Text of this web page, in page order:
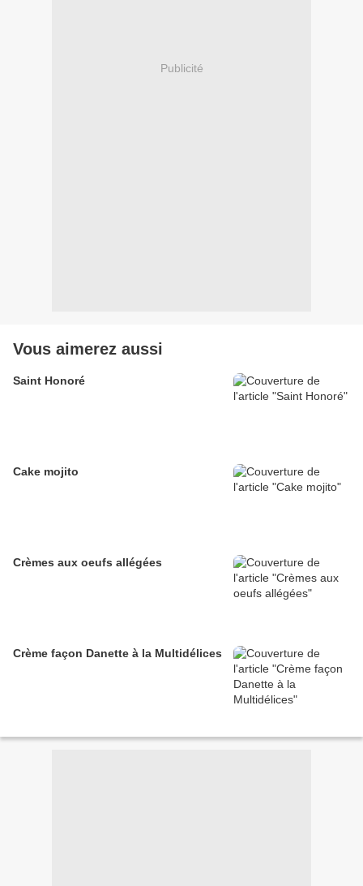
Publicité
Vous aimerez aussi
Saint Honoré
Cake mojito
Crèmes aux oeufs allégées
Crème façon Danette à la Multidélices